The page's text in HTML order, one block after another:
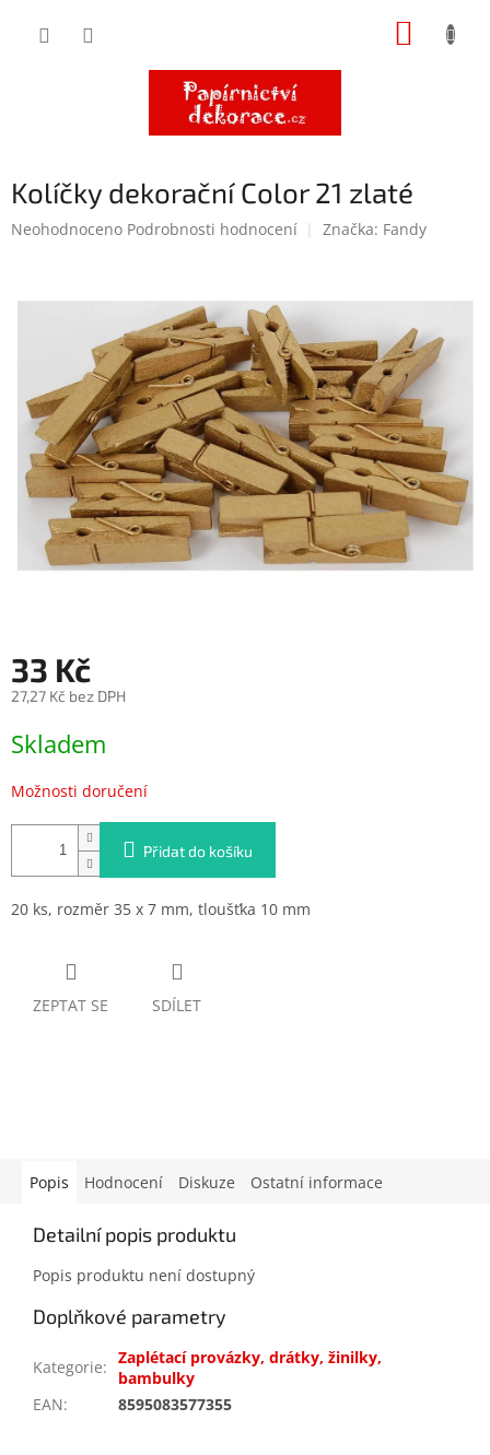
Kolíčky dekorační Color 21 zlaté
Průměrné
hvězdiček.
Neohodnoceno Podrobnosti hodnocení Značka: Fandy
33 Kč
27,27 Kč bez DPH
cena:
Skladem
Možnosti doručení
Přidat do košíku
20 ks, rozměr 35 x 7 mm, tloušťka 10 mm
ZEPTAT SE SDÍLET
Popis Hodnocení Diskuze Ostatní informace
Detailní popis produktu
Popis produktu není dostupný
Doplňkové parametry
Kategorie: Zaplétací provázky, drátky, žinilky,
bambulky
EAN: 8595083577355